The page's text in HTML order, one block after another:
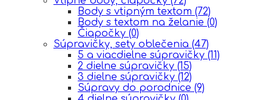
Body s vtipným textom (72)
Body s textom na želanie (0)
Čiapočky (0)
Súpravičky, sety oblečenia (47)
5 a viacdielne súpravičky (11)
2 dielne súpravičky (15)
3 dielne súpravičky (12)
Súpravy do porodnice (9)